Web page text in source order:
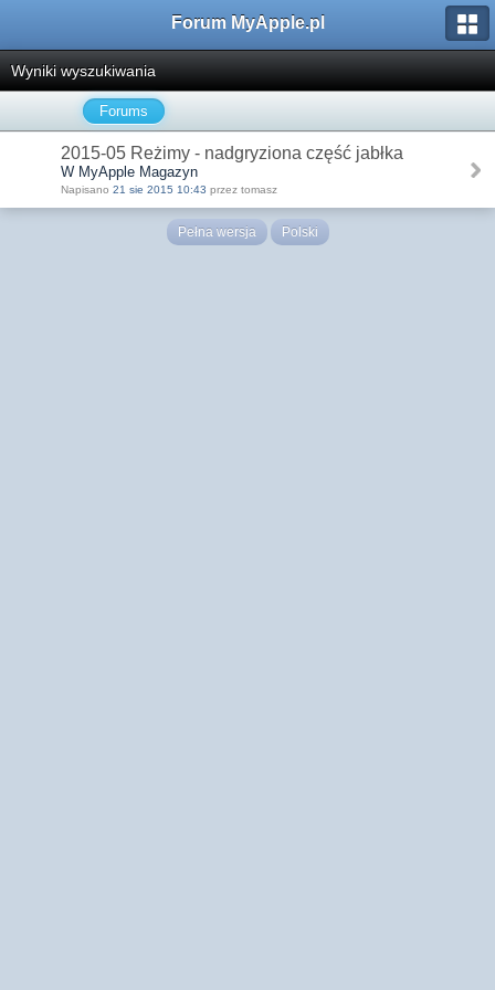
Forum MyApple.pl
Wyniki wyszukiwania
Forums
2015-05 Reżimy - nadgryziona część jabłka
W MyApple Magazyn
Napisano 21 sie 2015 10:43 przez tomasz
Pełna wersja Polski